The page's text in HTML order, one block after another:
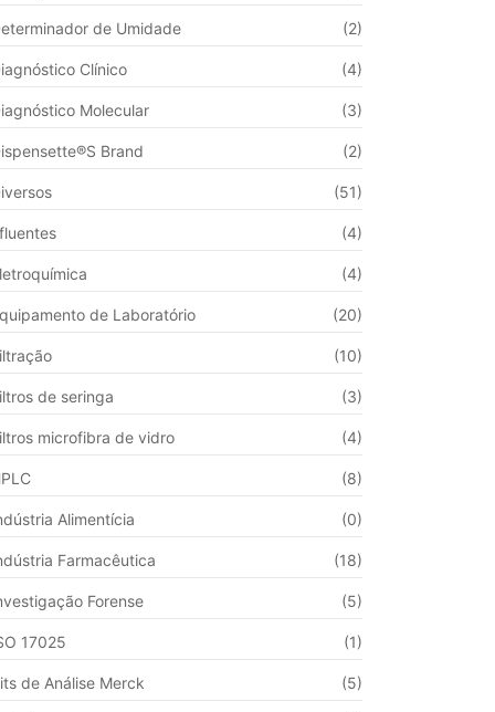
de Umidade (2)
Clínico (4)
Molecular (3)
Brand (2)
(51)
(4)
(4)
de Laboratório (20)
(10)
de seringa (3)
microfibra de vidro (4)
(8)
Alimentícia (0)
Farmacêutica (18)
Forense (5)
17025 (1)
de Análise Merck (5)